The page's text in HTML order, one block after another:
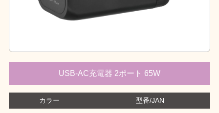
USB-AC充電器 2ポート 65W
カラー 型番/JAN